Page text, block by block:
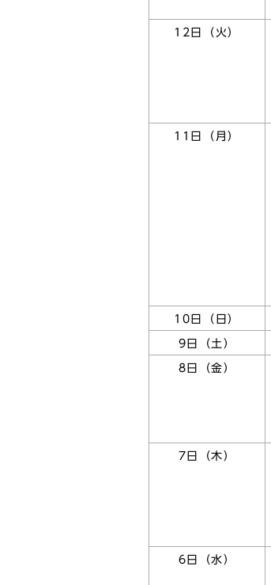
12日（火）
11日（月）
10日（日）
9日（土）
8日（金）
7日（木）
6日（水）